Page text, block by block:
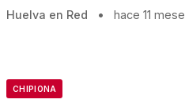
Huelva en Red • hace 11
CHIPIONA